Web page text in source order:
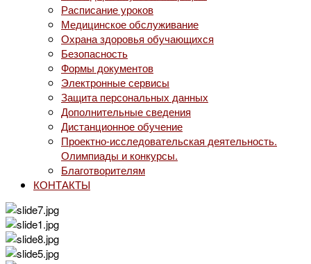
Расписание уроков
Медицинское обслуживание
Охрана здоровья обучающихся
Безопасность
Формы документов
Электронные сервисы
Защита персональных данных
Дополнительные сведения
Дистанционное обучение
Проектно-исследовательская деятельность.
Олимпиады и конкурсы.
Благотворителям
КОНТАКТЫ